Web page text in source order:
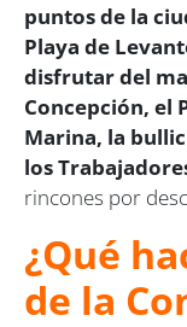
puntos de la
Playa de
disfrutar del
Concepción, el
Marina, la
los
rincones por
¿Qué
de la